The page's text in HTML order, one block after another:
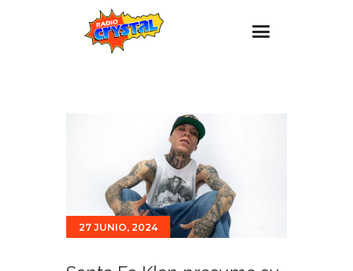
Promociones
Noticias
Para ti
27 JUNIO, 2024